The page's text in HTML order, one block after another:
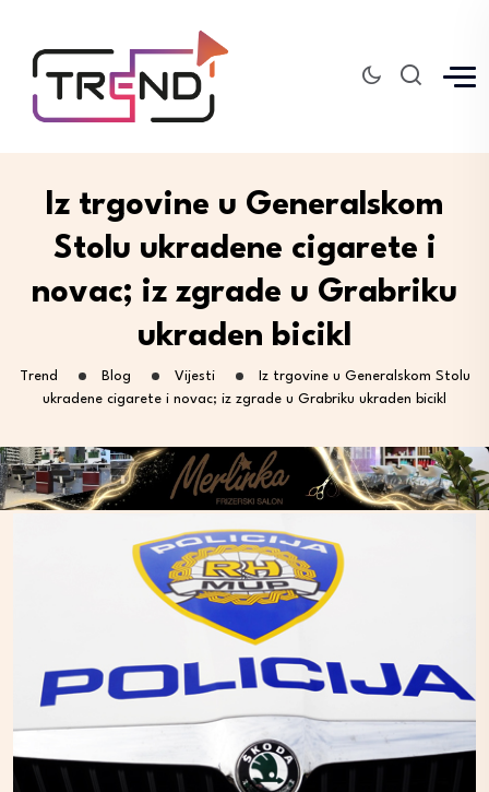
Iz trgovine u Generalskom
Stolu ukradene cigarete i
novac; iz zgrade u Grabriku
ukraden bicikl
Trend Blog Vijesti
Iz trgovine u Generalskom Stolu
ukradene cigarete i novac; iz zgrade u Grabriku ukraden bicikl